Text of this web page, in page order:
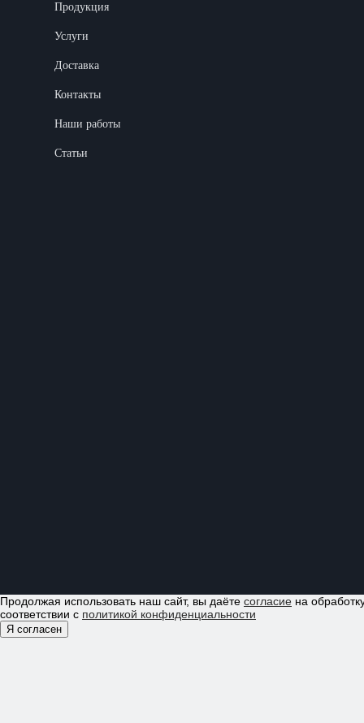
Продукция
Услуги
Доставка
Контакты
Наши работы
Статьи
Продолжая использовать наш сайт, вы даёте согласие на
соответствии с политикой конфиденциальности
Я согласен